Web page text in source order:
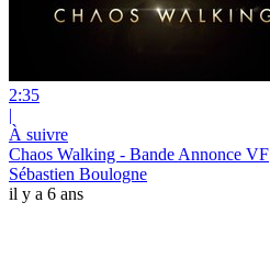
2:35
|
À suivre
Chaos Walking - Bande Annonce VF
Sébastien Boulogne
il y a 6 ans